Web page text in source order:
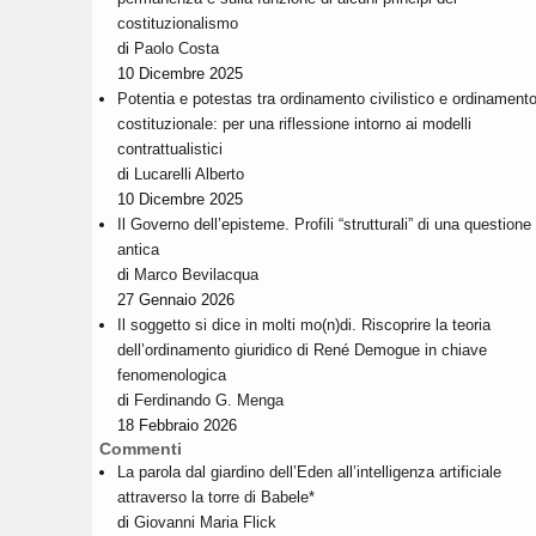
costituzionalismo
di Paolo Costa
10 Dicembre 2025
Potentia e potestas tra ordinamento civilistico e ordinamento
costituzionale: per una riflessione intorno ai modelli
contrattualistici
di
Lucarelli Alberto
10 Dicembre 2025
Il Governo dell’episteme. Profili “strutturali” di una questione
antica
di Marco Bevilacqua
27 Gennaio 2026
Il soggetto si dice in molti mo(n)di. Riscoprire la teoria
dell’ordinamento giuridico di René Demogue in chiave
fenomenologica
di Ferdinando G. Menga
18 Febbraio 2026
Commenti
La parola dal giardino dell’Eden all’intelligenza artificiale
attraverso la torre di Babele*
di Giovanni Maria Flick